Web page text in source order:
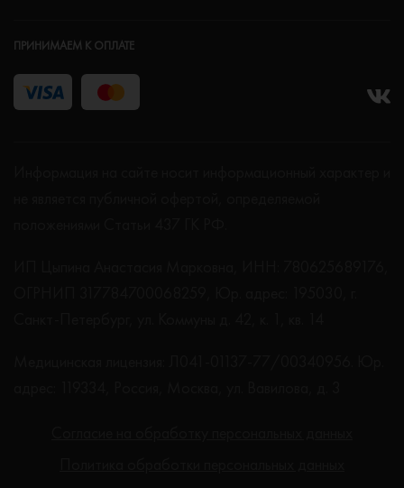
ПРИНИМАЕМ К ОПЛАТЕ